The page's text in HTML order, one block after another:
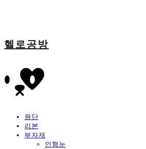
헬로공방
원단
리본
부자재
인형눈